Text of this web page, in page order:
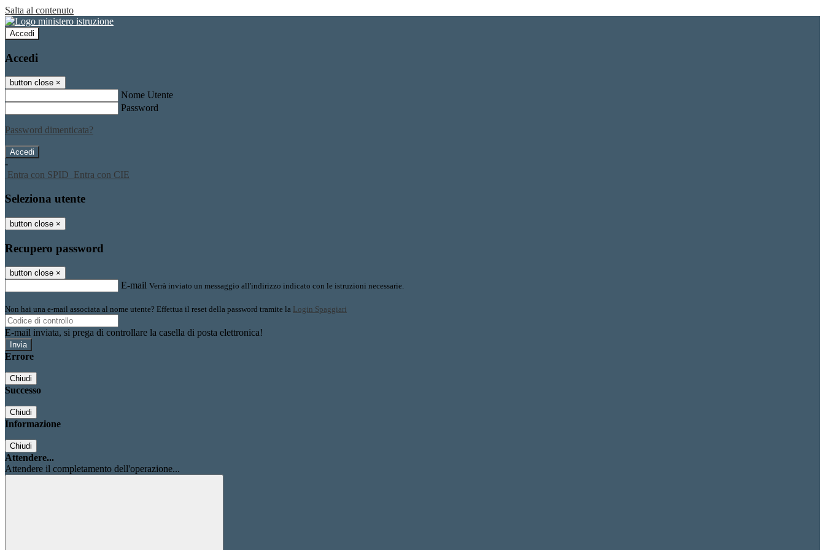
Salta al contenuto
Accedi
Accedi
button close ×
Nome Utente
Password
Password dimenticata?
-
Entra con SPID Entra con CIE
Seleziona utente
button close ×
Recupero password
button close ×
E-mail Verrà inviato un messaggio all'indirizzo indicato con le istruzioni necessarie.
Non hai una e-mail associata al nome utente? Effettua il reset della password tramite la Login Spaggiari
E-mail inviata, si prega di controllare la casella di posta elettronica!
Errore
Chiudi
Successo
Chiudi
Informazione
Chiudi
Attendere...
Attendere il completamento dell'operazione...